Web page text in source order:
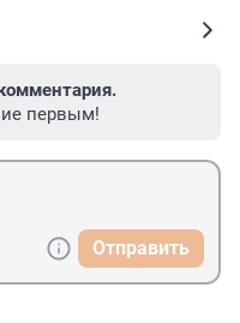
первым!
Отправить